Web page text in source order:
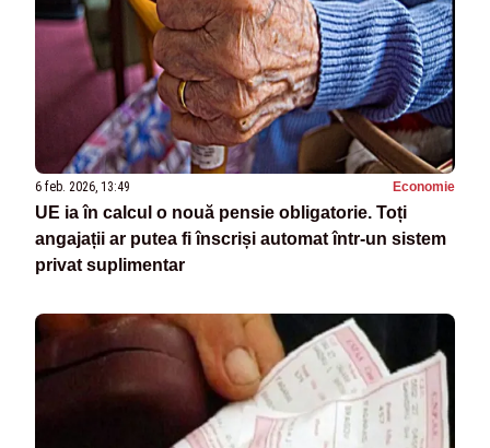
6 feb. 2026, 13:49 Economie
UE ia în calcul o nouă pensie obligatorie. Toți
angajații ar putea fi înscriși automat într-un sistem
privat suplimentar